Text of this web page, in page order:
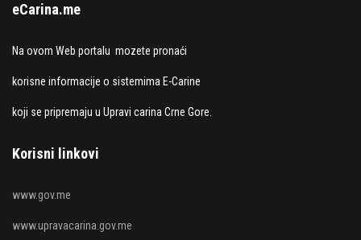
eCarina.me
Na ovom Web portalu mozete pronaći
korisne informacije o sistemima E-Carine
koji se pripremaju u Upravi carina Crne Gore.
Korisni linkovi
www.gov.me
www.upravacarina.gov.me